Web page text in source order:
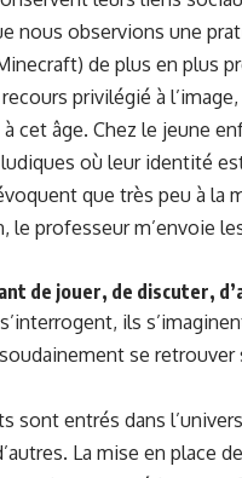
nous observions une
de plus en plus
privilégié à l’image,
âge. Chez le jeune
où leur identité
que très peu à la
le professeur m’envoie
de jouer, de discuter,
ils
se retrouver
sont entrés dans
La mise en place